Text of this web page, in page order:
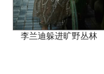
李兰迪躲进旷野丛林